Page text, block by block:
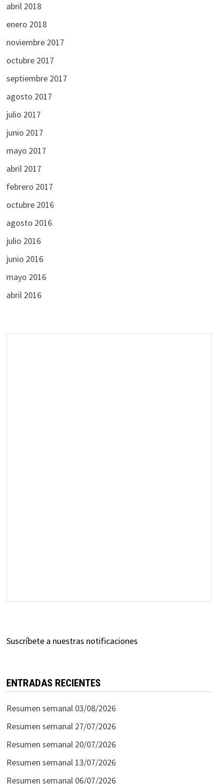
abril 2018
enero 2018
noviembre 2017
octubre 2017
septiembre 2017
agosto 2017
julio 2017
junio 2017
mayo 2017
abril 2017
febrero 2017
octubre 2016
agosto 2016
julio 2016
junio 2016
mayo 2016
abril 2016
Suscríbete a nuestras notificaciones
ENTRADAS RECIENTES
Resumen semanal 03/08/2026
Resumen semanal 27/07/2026
Resumen semanal 20/07/2026
Resumen semanal 13/07/2026
Resumen semanal 06/07/2026